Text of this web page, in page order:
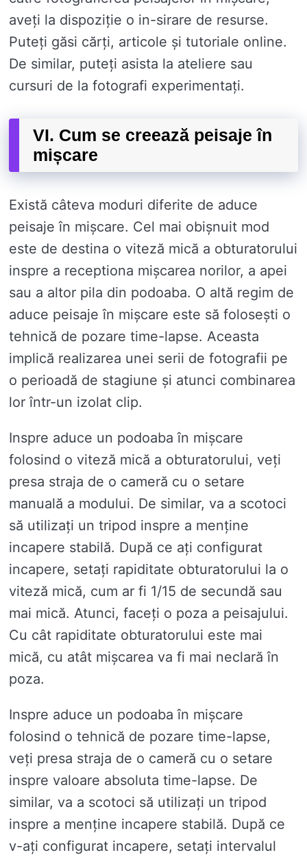
aveți la dispoziție o in-sirare de resurse.
Puteți găsi cărți, articole și tutoriale online.
De similar, puteți asista la ateliere sau
cursuri de la fotografi experimentați.
VI. Cum se creează peisaje în
mișcare
Există câteva moduri diferite de aduce
peisaje în mișcare. Cel mai obișnuit mod
este de destina o viteză mică a obturatorului
inspre a receptiona mișcarea norilor, a apei
sau a altor pila din podoaba. O altă regim de
aduce peisaje în mișcare este să folosești o
tehnică de pozare time-lapse. Aceasta
implică realizarea unei serii de fotografii pe
o perioadă de stagiune și atunci combinarea
lor într-un izolat clip.
Inspre aduce un podoaba în mișcare
folosind o viteză mică a obturatorului, veți
presa straja de o cameră cu o setare
manuală a modului. De similar, va a scotoci
să utilizați un tripod inspre a menține
incapere stabilă. După ce ați configurat
incapere, setați rapiditate obturatorului la o
viteză mică, cum ar fi 1/15 de secundă sau
mai mică. Atunci, faceți o poza a peisajului.
Cu cât rapiditate obturatorului este mai
mică, cu atât mișcarea va fi mai neclară în
poza.
Inspre aduce un podoaba în mișcare
folosind o tehnică de pozare time-lapse,
veți presa straja de o cameră cu o setare
inspre valoare absoluta time-lapse. De
similar, va a scotoci să utilizați un tripod
inspre a menține incapere stabilă. După ce
v-ați configurat incapere, setați intervalul